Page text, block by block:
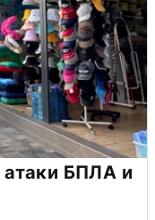
атаки БПЛА и